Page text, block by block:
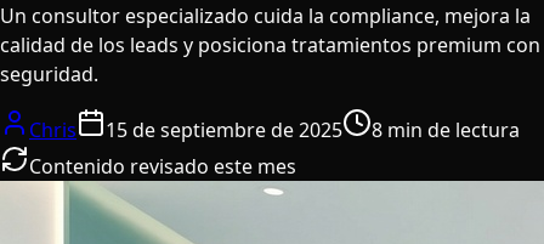
Un consultor especializado cuida la compliance, mejora la
calidad de los leads y posiciona tratamientos premium con
seguridad.
Chris 15 de septiembre de 2025
8 min de lectura
Contenido revisado este mes